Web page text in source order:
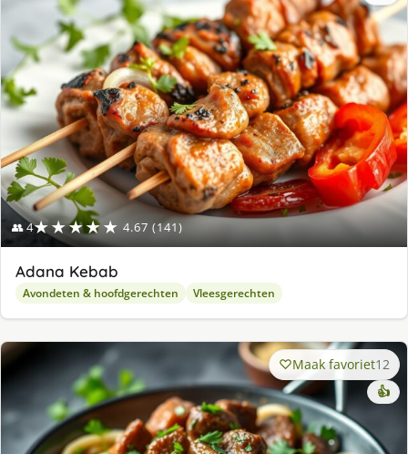
👥 4★★★★★ 4.67 (141)
Adana Kebab
Avondeten & hoofdgerechten Vleesgerechten
Maak favoriet12
👍